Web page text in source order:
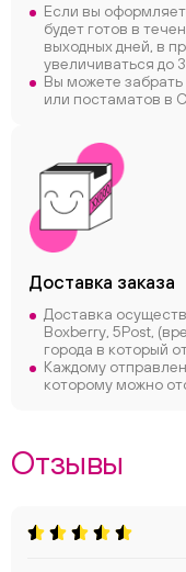
Если вы
будет готов в
выходных дней, в
увеличиваться до
Вы можете забрать
или постаматов в
Доставка заказа
Доставка
Boxberry, 5Post,
города в который
Каждому
которому можно
Отзывы